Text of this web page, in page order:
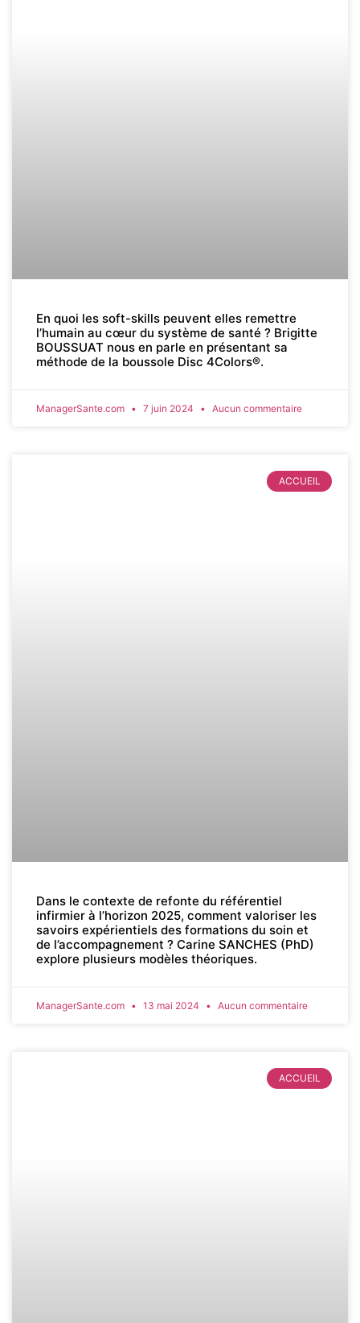
En quoi les soft-skills peuvent elles remettre
l’humain au cœur du système de santé ? Brigitte
BOUSSUAT nous en parle en présentant sa
méthode de la boussole Disc 4Colors®.
ManagerSante.com 7 juin 2024 Aucun commentaire
ACCUEIL
Dans le contexte de refonte du référentiel
infirmier à l’horizon 2025, comment valoriser les
savoirs expérientiels des formations du soin et
de l’accompagnement ? Carine SANCHES (PhD)
explore plusieurs modèles théoriques.
ManagerSante.com 13 mai 2024 Aucun commentaire
ACCUEIL